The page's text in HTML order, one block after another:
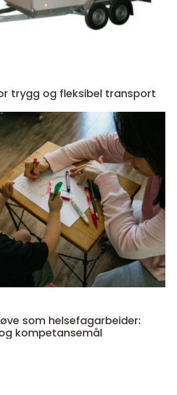
trygg og fleksibel transport
som helsefagarbeider:
kompetansemål